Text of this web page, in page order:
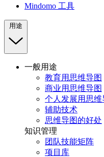
Mindomo 工具
用途
一般用途
教育用思维导图
商业用思维导图
个人发展用思维
辅助技术
思维导图的好处
知识管理
团队技能矩阵
项目库